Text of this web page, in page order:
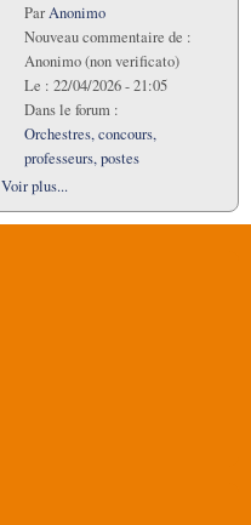
ParAnonimo
Nouveau commentaire de :
Anonimo (non verificato)
Le : 22/04/2026 - 21:05
Dans le forum :
Orchestres, concours,
professeurs, postes
Voir plus...